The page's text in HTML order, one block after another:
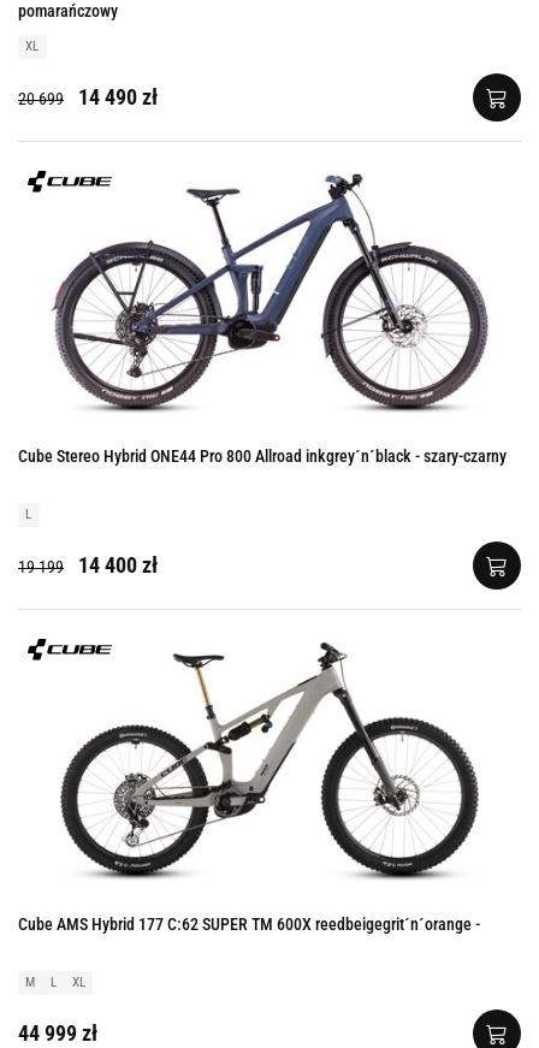
pomarańczowy
XL
20 699 14 490 zł
Cube Stereo Hybrid ONE44 Pro 800 Allroad inkgrey´n´black - szary-czarny
L
19 199 14 400 zł
Cube AMS Hybrid 177 C:62 SUPER TM 600X reedbeigegrit´n´orange -
M L XL
44 999 zł